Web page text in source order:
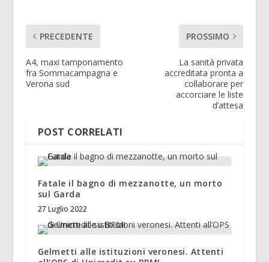
PRECEDENTE
A4, maxi tamponamento
fra Sommacampagna e
Verona sud
PROSSIMO
La sanità privata
accreditata pronta a
collaborare per
accorciare le liste
d’attesa
POST CORRELATI
Fatale il bagno di mezzanotte, un morto
sul Garda
27 Luglio 2022
Gelmetti alle istituzioni veronesi. Attenti